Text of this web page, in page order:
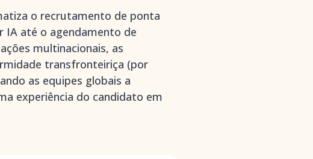
o recrutamento de ponta
IA até o agendamento de
multinacionais, as
transfronteiriça (por
as equipes globais a
experiência do candidato em